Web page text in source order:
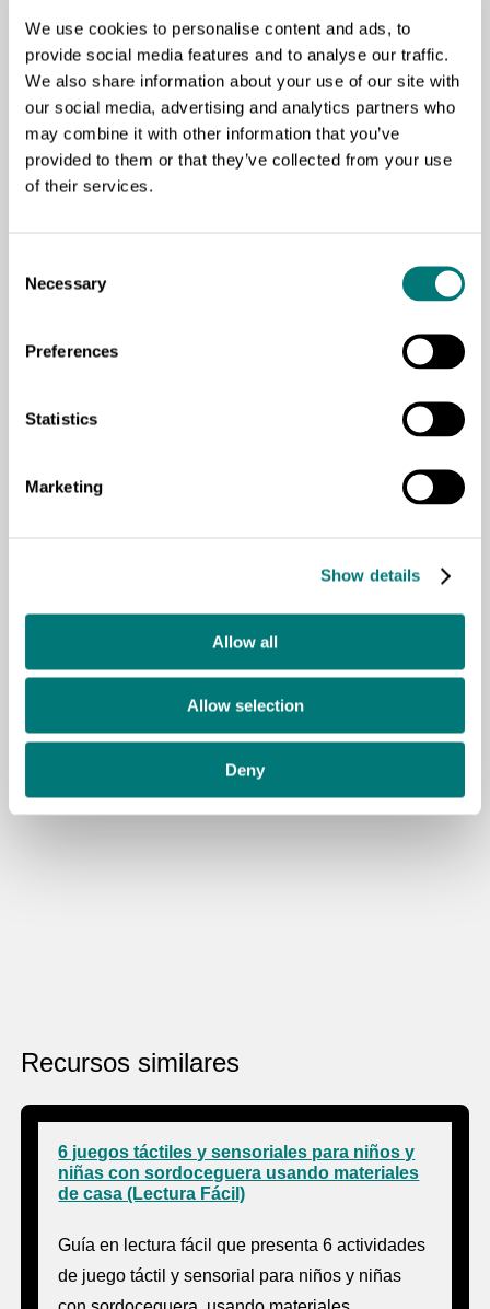
We use cookies to personalise content and ads, to
provide social media features and to analyse our traffic.
We also share information about your use of our site with
our social media, advertising and analytics partners who
may combine it with other information that you’ve
provided to them or that they’ve collected from your use
of their services.
Selection
Necessary
Preferences
Statistics
Marketing
Show details
Allow all
Allow selection
Deny
CAPTCHA
Recursos similares
6 juegos táctiles y sensoriales para niños y
niñas con sordoceguera usando materiales
de casa (Lectura Fácil)
Guía en lectura fácil que presenta 6 actividades
de juego táctil y sensorial para niños y niñas